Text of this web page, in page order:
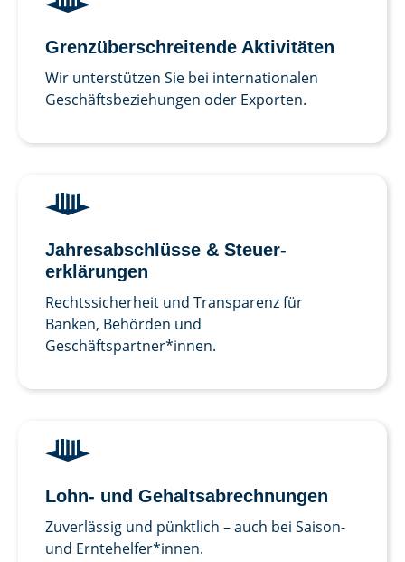
Grenz­über­schreitende Aktivitäten
Wir unterstützen Sie bei internationalen
Geschäftsbeziehungen oder Exporten.
Jahres­abschlüsse & Steuer­
erklärungen
Rechtssicherheit und Transparenz für
Banken, Behörden und
Geschäftspartner*innen.
Lohn- und Gehalts­abrechnungen
Zuverlässig und pünktlich – auch bei Saison-
und Erntehelfer*innen.